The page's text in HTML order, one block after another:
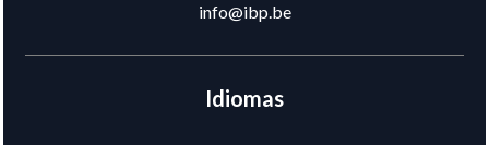
info@ibp.be
Idiomas